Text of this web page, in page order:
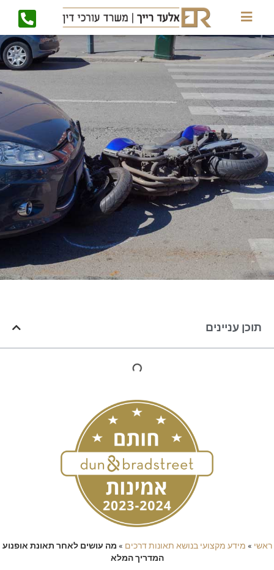
תוכן עניינים
ראשי » מידע מקצועי בנושא תאונות דרכים » מה עושים לאחר תאונת אופנוע
המדריך המלא